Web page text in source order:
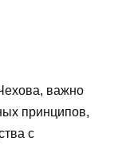
важно
принципов,
с